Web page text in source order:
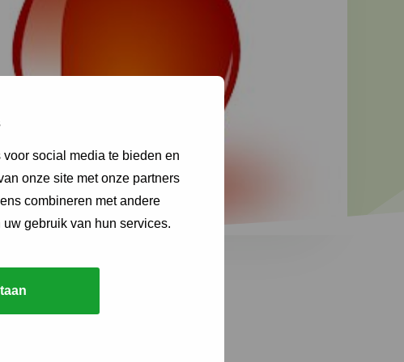
social media te bieden en
onze site met onze partners
combineren met andere
gebruik van hun services.